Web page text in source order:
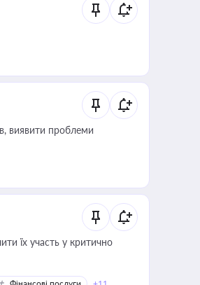
виявити проблеми
їх участь у критично